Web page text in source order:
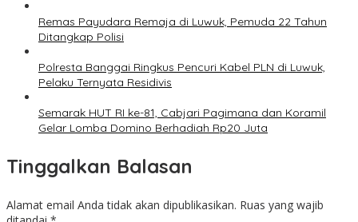
Remas Payudara Remaja di Luwuk, Pemuda 22 Tahun
Ditangkap Polisi
Polresta Banggai Ringkus Pencuri Kabel PLN di Luwuk,
Pelaku Ternyata Residivis
Semarak HUT RI ke-81, Cabjari Pagimana dan Koramil
Gelar Lomba Domino Berhadiah Rp20 Juta
Tinggalkan Balasan
Alamat email Anda tidak akan dipublikasikan. Ruas yang wajib